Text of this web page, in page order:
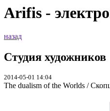
Arifis -
назад
Студия художников
2014-05-01 14:04
The dualism of the Worlds /